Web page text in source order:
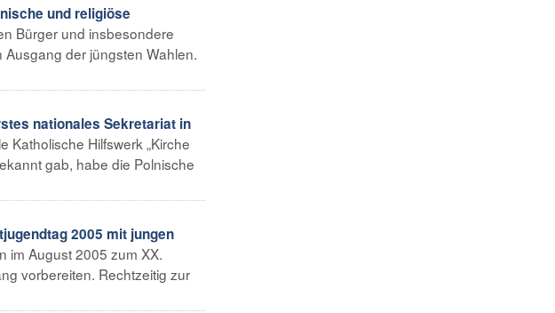
und religiöse
Bürger und insbesondere
der jüngsten Wahlen.
nationales Sekretariat in
Katholische Hilfswerk „Kirche
gab, habe die Polnische
2005 mit jungen
im August 2005 zum XX.
vorbereiten. Rechtzeitig zur